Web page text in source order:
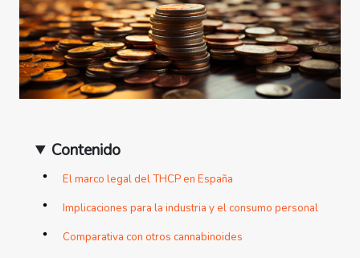
Contenido
El marco legal del THCP en España
Implicaciones para la industria y el consumo personal
Comparativa con otros cannabinoides